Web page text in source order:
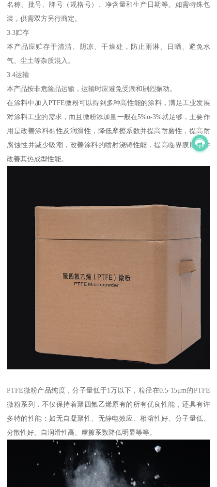
名称、批号、牌号（规格号）、净含量和生产日期等。如需特殊包
装，供需双方另行商定。
3.3贮存
本产品应贮存于清洁、阴凉、干燥处，防止雨淋、日晒、避免水
气、尘土等杂质混入。
3.4运输
本产品按非危险品运输，运输时应避免受潮和剧烈振动。
在涂料中加入PTFE微粉可以得到多种高性能的涂料，满足工业发展
对涂料工业的需求，而且微粉添加量一般在5%o-3%就足够，主要作
用是改善涂料黏性及润滑性，降低摩擦系数并提高耐磨性，提高耐
腐蚀性并减少吸潮，改善涂料的喷射浇铸性能，提高临界膜厚度并
改善其热成型性能。
PTFE微粉产品纯度，分子量低于1万以下，粒径在0.5-15μm的PTFE
微粉系列，不仅保持着聚四氟乙烯原有的所有优良性能，还具有许
多特的性能：如无自凝聚性、无静电效应、相溶性好、分子量低、
分散性好、自润滑性高、摩擦系数降低明显等等。